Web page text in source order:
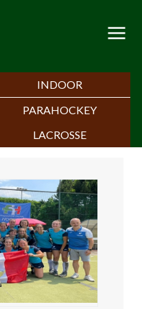
INDOOR
PARAHOCKEY
LACROSSE